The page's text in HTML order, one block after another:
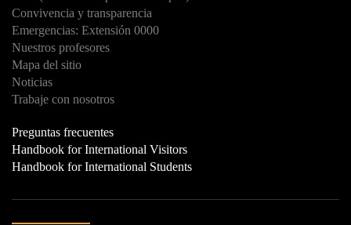
Convivencia y transparencia
Emergencias: Extensión 0000
Nuestros profesores
Mapa del sitio
Noticias
Trabaje con nosotros
Preguntas frecuentes
Handbook for International Visitors
Handbook for International Students